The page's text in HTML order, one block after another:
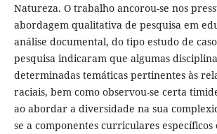
Natureza. O trabalho ancorou-se nos
abordagem qualitativa de pesquisa em
análise documental, do tipo estudo de
pesquisa indicaram que algumas
determinadas temáticas pertinentes às
raciais, bem como observou-se certa
ao abordar a diversidade na sua
se a componentes curriculares específicos